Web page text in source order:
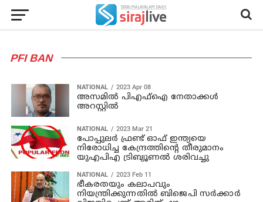
PFI BAN
NATIONAL 2023 Apr 08
അസമില്‍ പിഎഫ്‌ഐ നേതാക്കള്‍
അറസ്റ്റില്‍
NATIONAL 2023 Mar 21
പോപ്പുലര്‍ ഫ്രണ്ട് ഓഫ് ഇന്ത്യയെ
നിരോധിച്ച കേന്ദ്രത്തിന്റെ തീരുമാനം
യുഎപിഎ ട്രിബ്യൂണല്‍ ശരിവച്ചു
NATIONAL 2023 Feb 11
ഭീകരതയും കലാപവും
നിയന്ത്രിക്കുന്നതില്‍ ബിജെപി സര്‍ക്കാര്‍